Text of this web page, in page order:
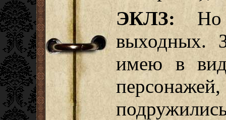
ЭКЛЗ: Но
выходных.
имею в